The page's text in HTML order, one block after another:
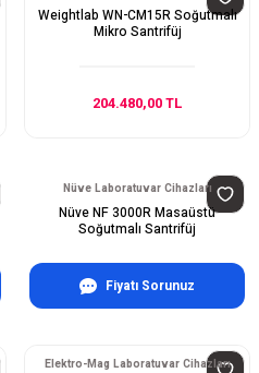
Weightlab WN-CM15R Soğutmalı
Mikro Santrifüj
204.480,00 TL
Nüve Laboratuvar Cihazları
Nüve NF 3000R Masaüstü
Soğutmalı Santrifüj
Fiyatı Sorunuz
Elektro-Mag Laboratuvar Cihazları